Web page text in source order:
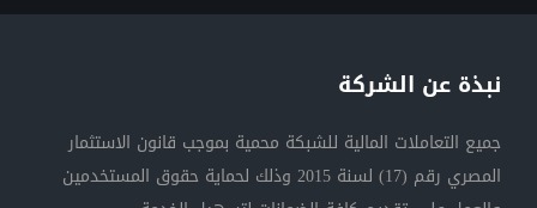
نبذة عن الشركة
جميع التعاملات المالية للشبكة محمية بموجب قانون الاستثمار
المصري رقم (17) لسنة 2015 وذلك لحماية حقوق المستخدمين